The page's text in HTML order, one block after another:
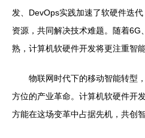
发、DevOps实践加速了软硬件迭
资源，共同解决技术难题。随着6G
熟，计算机软硬件开发将更注重智
物联网时代下的移动智能转型
方位的产业革命。计算机软硬件开
方能在这场变革中占据先机，共创智